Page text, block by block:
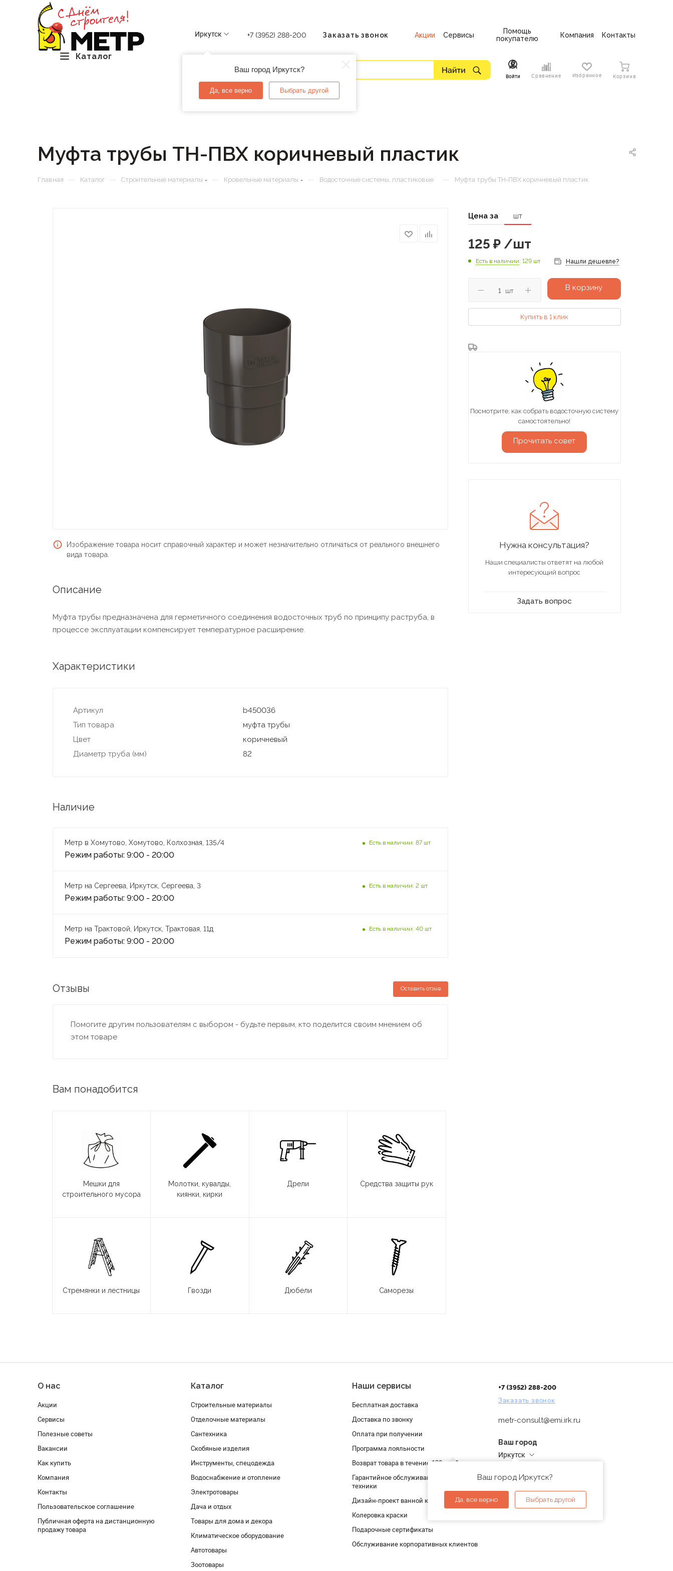
Каталог
Иркутск
Ваш город Иркутск?
Да, все верно Выбрать другой
+7 (3952) 288-200 Заказать звонок Акции Сервисы
Помощь
покупателю
Компания Контакты
Войти Сравнение Избранное Корзина
Муфта трубы ТН-ПВХ коричневый пластик
Главная — Каталог — Строительные материалы — Кровельные материалы — Водосточные системы, пластиковые — Муфта трубы ТН-ПВХ коричневый пластик
Изображение товара носит справочный характер и может незначительно отличаться от реального внешнего
вида товара.
Описание
Муфта трубы предназначена для герметичного соединения водосточных труб по принципу раструба, в
процессе эксплуатации компенсирует температурное расширение.
Характеристики
Артикул
b450036
Тип товара
муфта трубы
Цвет
коричневый
Диаметр труба (мм)
82
Наличие
Метр в Хомутово, Хомутово, Колхозная, 135/4
Режим работы: 9:00 - 20:00
Есть в наличии: 87 шт
Метр на Сергеева, Иркутск, Сергеева, 3
Режим работы: 9:00 - 20:00
Есть в наличии: 2 шт
Метр на Трактовой, Иркутск, Трактовая, 11д
Режим работы: 9:00 - 20:00
Есть в наличии: 40 шт
Отзывы Оставить отзыв
Помогите другим пользователям с выбором - будьте первым, кто поделится своим мнением об
этом товаре
Вам понадобится
Мешки для
строительного мусора
Молотки, кувалды,
киянки, кирки
Дрели Средства защиты рук
Стремянки и лестницы Гвозди Дюбели Саморезы
Цена за шт
125 ₽/шт
Есть в наличии: 129 шт Нашли дешевле?
шт В корзину
Купить в 1 клик
Посмотрите, как собрать водосточную систему
самостоятельно!
Прочитать совет
Нужна консультация?
Наши специалисты ответят на любой
интересующий вопрос
Задать вопрос
О нас
Акции
Сервисы
Полезные советы
Вакансии
Как купить
Компания
Контакты
Пользовательское соглашение
Публичная оферта на дистанционную
продажу товара
Каталог
Строительные материалы
Отделочные материалы
Сантехника
Скобяные изделия
Инструменты, спецодежда
Водоснабжение и отопление
Электротовары
Дача и отдых
Товары для дома и декора
Климатическое оборудование
Автотовары
Зоотовары
Наши сервисы
Бесплатная доставка
Доставка по звонку
Оплата при получении
Программа лояльности
Возврат товара в течение 120 дней
Гарантийное обслуживание и проверка
техники
Дизайн-проект ванной комнаты
Колеровка краски
Подарочные сертификаты
Обслуживание корпоративных клиентов
+7 (3952) 288-200
Заказать звонок
metr-consult@emi.irk.ru
Ваш город
Иркутск
Ваш город Иркутск?
Да, все верно Выбрать другой